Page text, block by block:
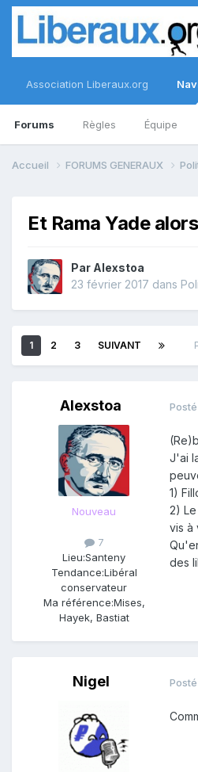
Association Liberaux.org
Forums Règles Équipe
Accueil FORUMS GENERAUX
Et Rama Yade
Par Alexstoa
23 février 2017 dans
1 2 3 SUIVANT
Alexstoa
Nouveau
7
Lieu:Santeny
Tendance:Libéral
conservateur
Ma référence:Mises,
Hayek, Bastiat
Posté
J'ai
1)
2)
vis à
des
Nigel Posté